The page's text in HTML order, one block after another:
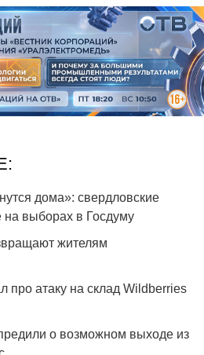
дома»: свердловские
на выборах в Госдуму
жителям
про атаку на склад Wildberries
о возможном выходе из